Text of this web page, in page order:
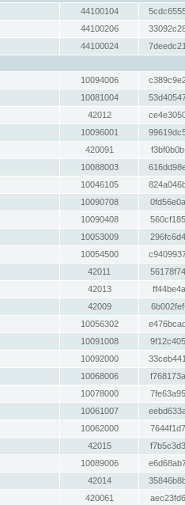
44100104
44100206
44100024
10094006
10081004
42012
10096001
420091
10088003
10046105
10090708
10090408
10053009
10054500
42011
42013
42009
10056302
10091008
10092000
10068006
10078000
10061007
10062000
42015
10089006
42014
420061